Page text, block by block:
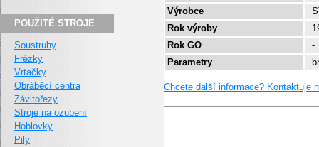
POUŽITÉ STROJE
Soustruhy
Frézky
Vrtačky
Obráběcí centra
Závitořezy
Stroje na ozubení
Hoblovky
Pily
Výrobce
Rok výroby
Rok GO
-
Parametry
Chcete další informace? Kontaktuje